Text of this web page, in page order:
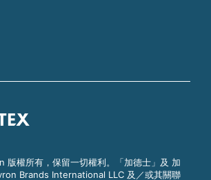
權所有，保留一切權利。「加德士」及 加
Brands International LLC 及／或其關聯